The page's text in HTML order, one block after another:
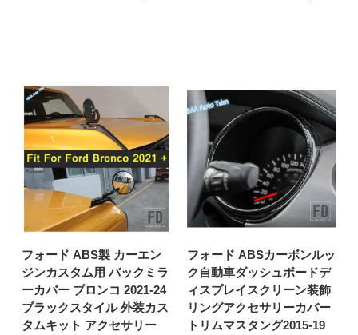
フォード ABS製 カーエン
ジンカスタム用 バックミラ
ーカバー ブロンコ 2021-24
ブラックスタイル 外装カス
タムキット アクセサリー
フォード ABSカーボンルッ
ク自動車ダッシュボードデ
ィスプレイスクリーン装飾
リングアクセサリーカバー
トリムマスタング2015-19